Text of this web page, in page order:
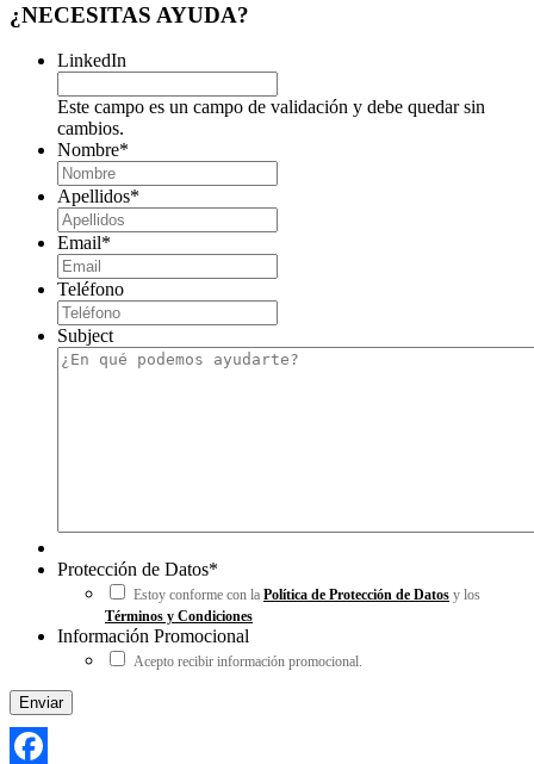
¿NECESITAS AYUDA?
LinkedIn
Este campo es un campo de validación y debe quedar sin
cambios.
Nombre*
Apellidos*
Email*
Teléfono
Subject
Protección de Datos*
Estoy conforme con la Política de Protección de Datos y los
Términos y Condiciones
Información Promocional
Acepto recibir información promocional.